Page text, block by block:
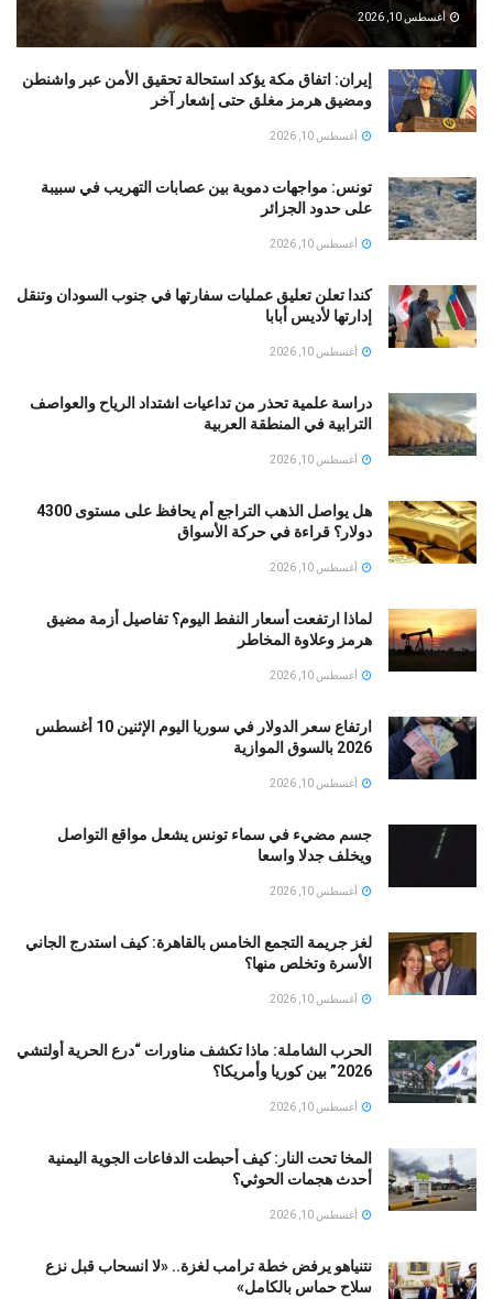
أغسطس 10, 2026
إيران: اتفاق مكة يؤكد استحالة تحقيق الأمن عبر واشنطن
ومضيق هرمز مغلق حتى إشعار آخر
أغسطس 10, 2026
تونس: مواجهات دموية بين عصابات التهريب في سبيبة
على حدود الجزائر
أغسطس 10, 2026
كندا تعلن تعليق عمليات سفارتها في جنوب السودان وتنقل
إدارتها لأديس أبابا
أغسطس 10, 2026
دراسة علمية تحذر من تداعيات اشتداد الرياح والعواصف
الترابية في المنطقة العربية
أغسطس 10, 2026
هل يواصل الذهب التراجع أم يحافظ على مستوى 4300
دولار؟ قراءة في حركة الأسواق
أغسطس 10, 2026
لماذا ارتفعت أسعار النفط اليوم؟ تفاصيل أزمة مضيق
هرمز وعلاوة المخاطر
أغسطس 10, 2026
ارتفاع سعر الدولار في سوريا اليوم الإثنين 10 أغسطس
2026 بالسوق الموازية
أغسطس 10, 2026
جسم مضيء في سماء تونس يشعل مواقع التواصل
ويخلف جدلا واسعا
أغسطس 10, 2026
لغز جريمة التجمع الخامس بالقاهرة: كيف استدرج الجاني
الأسرة وتخلص منها؟
أغسطس 10, 2026
الحرب الشاملة: ماذا تكشف مناورات “درع الحرية أولتشي
2026” بين كوريا وأمريكا؟
أغسطس 10, 2026
المخا تحت النار: كيف أحبطت الدفاعات الجوية اليمنية
أحدث هجمات الحوثي؟
أغسطس 10, 2026
نتنياهو يرفض خطة ترامب لغزة.. «لا انسحاب قبل نزع
سلاح حماس بالكامل»